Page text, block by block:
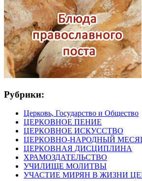
Рубрики:
Церковь, Государство и Общество
ЦЕРКОВНОЕ ПЕНИЕ
ЦЕРКОВНОЕ ИСКУССТВО
ЦЕРКОВНО-НАРОДНЫЙ
ЦЕРКОВНАЯ ДИСЦИПЛИНА
ХРАМОЗДАТЕЛЬСТВО
УЧИЛИЩЕ МОЛИТВЫ
УЧАСТИЕ МИРЯН В ЖИЗНИ